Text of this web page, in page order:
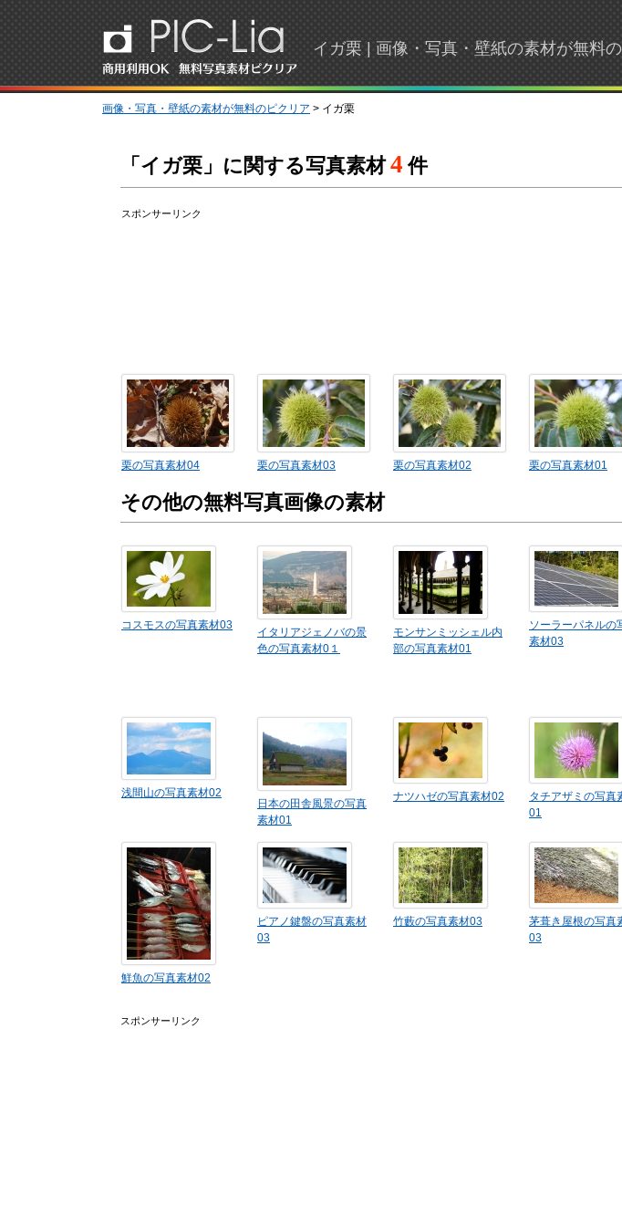
イガ栗 | 画像・写真・壁紙の素材が無料
画像・写真・壁紙の素材が無料のピクリア > イガ栗
「イガ栗」に関する写真素材 4 件
スポンサーリンク
栗の写真素材04 栗の写真素材03 栗の写真素材02 栗の写真素材01
その他の無料写真画像の素材
コスモスの写真素材03
イタリアジェノバの景
色の写真素材0１
モンサンミッシェル内
部の写真素材01
ソーラーパネルの
素材03
浅間山の写真素材02
日本の田舎風景の写真
素材01
ナツハゼの写真素材02
タチアザミの写真
01
鮮魚の写真素材02
ピアノ鍵盤の写真素材
03
竹藪の写真素材03
茅葺き屋根の写真
03
スポンサーリンク